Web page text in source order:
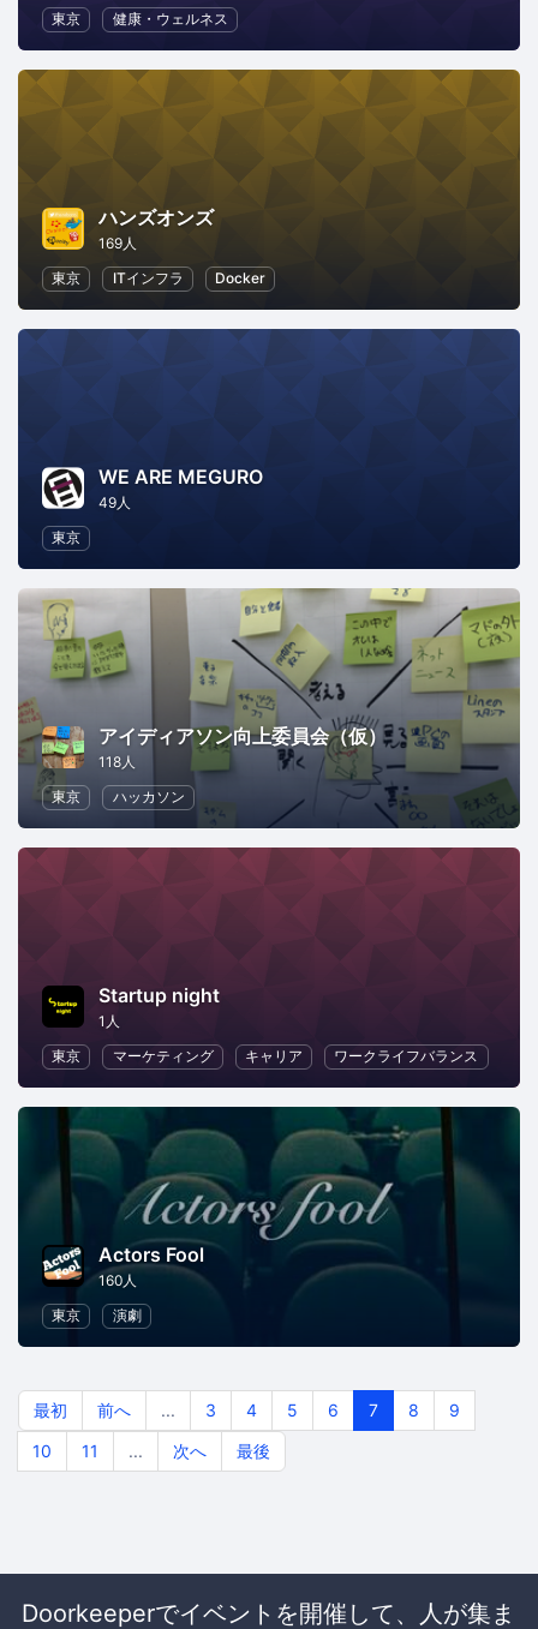
東京
健康・ウェルネス
ハンズオンズ
169人
東京
ITインフラ Docker
WE ARE MEGURO
49人
東京
アイディアソン向上委員会（仮）
118人
東京
ハッカソン
Startup night
1人
東京
マーケティング キャリア ワークライフバランス
Actors Fool
160人
東京
演劇
最初 前へ ... 3 4 5 6 7 8
9
10
11 ... 次へ 最後
Doorkeeperでイベントを開催して、人が集ま